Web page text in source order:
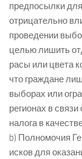
предпосылки
отрицательно
проведении
целью лишить
расы или цвета
что граждане
выборах или
регионах в
налога в
b) Полномочия
исков для